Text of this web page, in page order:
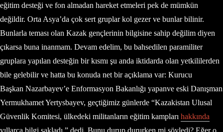
eğitim desteği ve fon almadan hareket etmeleri pek de mümkün
değildir. Orta Asya’da çok sert gruplar kol gezer ve bunlar bilinir.
Bunlarla teması olan Kazak gençlerinin bilgisine sahip değilim diyen
çıkarsa buna inanmam. Devam edelim, bu bahsedilen paramiliter
gruplara yapılan desteğin bir kısmı şu anda iktidarda olan yetkililerden
bile gelebilir ve hatta bu konuda net bir açıklama var: Kurucu
Başkan Nazarbayev’e Enformasyon Bakanlığı yapanve eski Danışman
Yermukhamet Yertysbayev, geçtiğimiz günlerde “Kazakistan Ulusal
Güvenlik Komitesi, ülkedeki militanların eğitim kampları hakkında
yıllarca bilgi sakladı,” dedi. Bunu durup dururken mi söyledi? Eğer o